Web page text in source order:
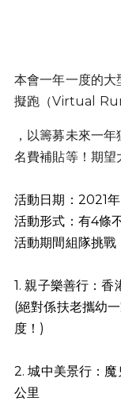
本會一年一度的大
擬跑（Virtual
，以籌募未來一
名費補貼等！期望
活動日期：2021
活動形式：有4條
活動期間組隊挑戰
1. 親子樂善行：香
(絕對係扶老攜幼
度！)
2. 城中美景行：魔
公里